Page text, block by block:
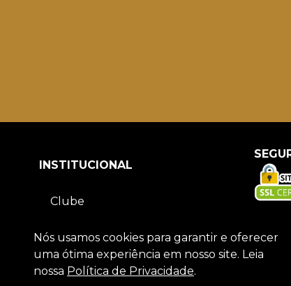
INSTITUCIONAL
Clube
Sócio torcedor
Nós usamos cookies para garantir e oferecer
uma ótima experiência em nosso site. Leia
nossa Política de Privacidade.